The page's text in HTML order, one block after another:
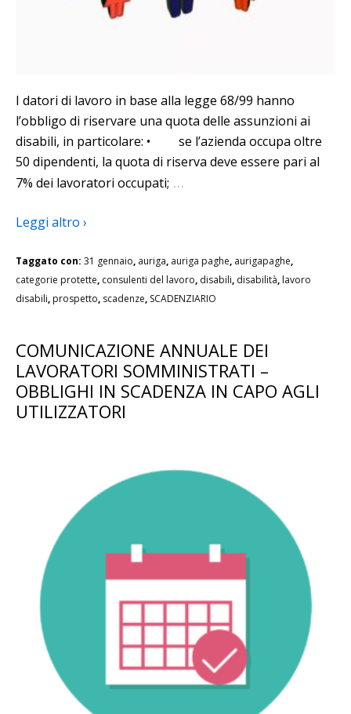
I datori di lavoro in base alla legge 68/99 hanno
l’obbligo di riservare una quota delle assunzioni ai
disabili, in particolare: • se l’azienda occupa oltre
50 dipendenti, la quota di riserva deve essere pari al
7% dei lavoratori occupati; …
Leggi altro ›
Taggato con: 31 gennaio, auriga, auriga paghe, aurigapaghe,
categorie protette, consulenti del lavoro, disabili, disabilità, lavoro
disabili, prospetto, scadenze, SCADENZIARIO
COMUNICAZIONE ANNUALE DEI
LAVORATORI SOMMINISTRATI –
OBBLIGHI IN SCADENZA IN CAPO AGLI
UTILIZZATORI